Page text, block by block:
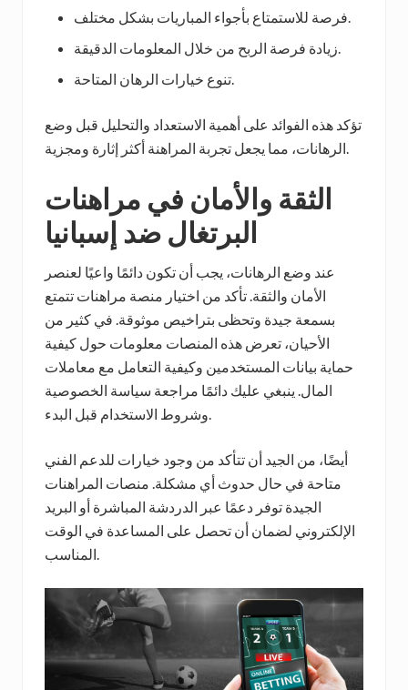
فرصة للاستمتاع بأجواء المباريات بشكل مختلف.
زيادة فرصة الربح من خلال المعلومات الدقيقة.
تنوع خيارات الرهان المتاحة.
تؤكد هذه الفوائد على أهمية الاستعداد والتحليل قبل وضع
الرهانات، مما يجعل تجربة المراهنة أكثر إثارة ومجزية.
الثقة والأمان في مراهنات
البرتغال ضد إسبانيا
عند وضع الرهانات، يجب أن تكون دائمًا واعيًا لعنصر
الأمان والثقة. تأكد من اختيار منصة مراهنات تتمتع
بسمعة جيدة وتحظى بتراخيص موثوقة. في كثير من
الأحيان، تعرض هذه المنصات معلومات حول كيفية
حماية بيانات المستخدمين وكيفية التعامل مع معاملات
المال. ينبغي عليك دائمًا مراجعة سياسة الخصوصية
وشروط الاستخدام قبل البدء.
أيضًا، من الجيد أن تتأكد من وجود خيارات للدعم الفني
متاحة في حال حدوث أي مشكلة. منصات المراهنات
الجيدة توفر دعمًا عبر الدردشة المباشرة أو البريد
الإلكتروني لضمان أن تحصل على المساعدة في الوقت
المناسب.